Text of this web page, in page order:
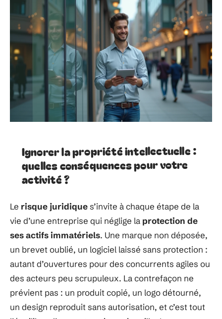
Ignorer la propriété intellectuelle :
quelles conséquences pour votre
activité ?
Le risque juridiques’invite à chaque étape de la
vie d’une entreprise qui néglige la protection de
ses actifs immatériels. Une marque non déposée,
un brevet oublié, un logiciel laissé sans protection :
autant d’ouvertures pour des concurrents agiles ou
des acteurs peu scrupuleux. La contrefaçon ne
prévient pas : un produit copié, un logo détourné,
un design reproduit sans autorisation, et c’est tout